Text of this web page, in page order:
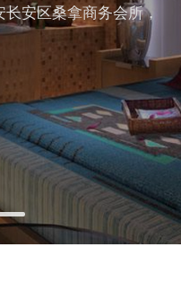
安区桑拿商务会所，